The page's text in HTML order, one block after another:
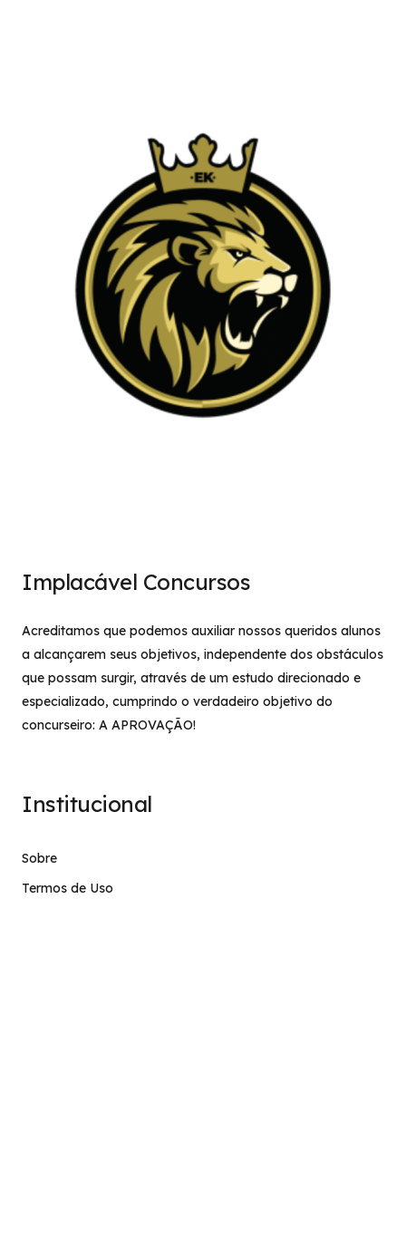
Implacável Concursos
Acreditamos que podemos auxiliar nossos queridos alunos
a alcançarem seus objetivos, independente dos obstáculos
que possam surgir, através de um estudo direcionado e
especializado, cumprindo o verdadeiro objetivo do
concurseiro: A APROVAÇÃO!
Institucional
Sobre
Termos de Uso